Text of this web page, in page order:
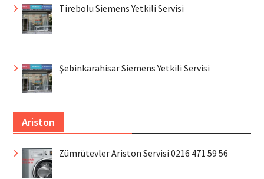
Tirebolu Siemens Yetkili Servisi
Şebinkarahisar Siemens Yetkili Servisi
Ariston
Zümrütevler Ariston Servisi 0216 471 59 56